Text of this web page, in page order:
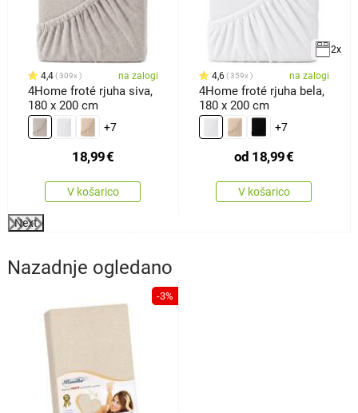
4,4 309x na zalogi
4Home froté rjuha siva,
180 x 200 cm
+7
18,99€
V košarico
2x
4,6 359x na zalogi
4Home froté rjuha bela,
180 x 200 cm
+7
od 18,99€
V košarico
Next
Nazadnje ogledano
-3%